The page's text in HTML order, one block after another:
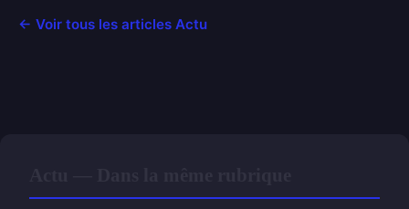
← Voir tous les articles Actu